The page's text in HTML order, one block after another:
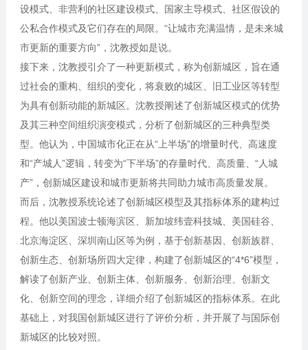
设模式、非营利的社区建设模式、国家主导模式、社区假设的
公私合作模式及它们存在的局限。“让城市充满温情，是未来城
市更新的重要方向”，沈教授如是说。
接下来，沈教授引介了一种更新模式，称为创新城区，旨在通
过社会的重构、组织的变化，将衰败的城区、旧工业区等转型
为具有创新动能的新城区。沈教授阐述了创新城区模式的优势
及其三种空间组织演变模式，分析了创新城区的三种典型类
型。他认为，中国城市化正在从“上半场”的增量时代、高速度
和“产城人”逻辑，转变为“下半场”的存量时代、高质量、“人城
产”，创新城区建设和城市更新将共同助力城市高质量发展。
而后，沈教授系统论述了创新城区模型及其指标体系的建构过
程。他以美国波士顿海滨区、新加坡纬壹科技城、美国硅谷、
北京海淀区、深圳南山区等为例，基于创新基因、创新族群、
创新生态、创新场所四大定律，构建了创新城区的“4*6”模型，
解读了创新产业、创新主体、创新服务、创新治理、创新文
化、创新空间的理念，详细介绍了创新城区的指标体系。在此
基础上，对我国创新城区进行了评价分析，并开展了与国际创
新城区的比较对照。